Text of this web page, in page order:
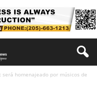
será homenajeado por músicos de